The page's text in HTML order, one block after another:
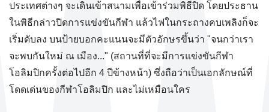
ประเทศต่างๆ จะเดินเข้าสนามเพื่อเข้าร่วมพิธีปิด โดยประธาน
ในพิธีกล่าวปิดการแข่งขันกีฬา แล้วไฟในกระถางคบเพลิงก็จะ
เริ่มดับลง บนป้ายบอกคะแนนจะมีตัวอักษรขึ้นว่า "จนกว่าเรา
จะพบกันใหม่ ณ เมือง..." (สถานที่ที่จะมีการแข่งขันกีฬา
โอลิมปิกครั้งต่อไปอีก 4 ปีข้างหน้า) ซึ่งถือว่าเป็นเอกลักษณ์ที่
โดดเด่นของกีฬาโอลิมปิก และไม่เหมือนใคร